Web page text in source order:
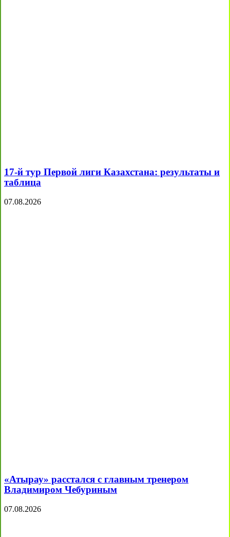
17-й тур Первой лиги Казахстана: результаты и
таблица
07.08.2026
«Атырау» расстался с главным тренером
Владимиром Чебуриным
07.08.2026